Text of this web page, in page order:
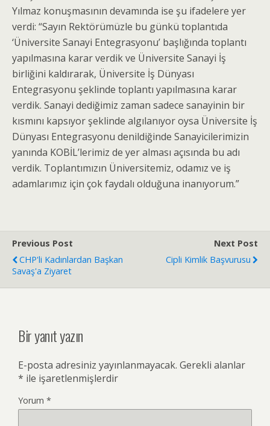
Yılmaz konuşmasının devamında ise şu ifadelere yer
verdi: “Sayın Rektörümüzle bu günkü toplantıda
‘Üniversite Sanayi Entegrasyonu’ başlığında toplantı
yapılmasına karar verdik ve Üniversite Sanayi İş
birliğini kaldırarak, Üniversite İş Dünyası
Entegrasyonu şeklinde toplantı yapılmasına karar
verdik. Sanayi dediğimiz zaman sadece sanayinin bir
kısmını kapsıyor şeklinde algılanıyor oysa Üniversite İş
Dünyası Entegrasyonu denildiğinde Sanayicilerimizin
yanında KOBİL’lerimiz de yer alması açısında bu adı
verdik. Toplantımızın Üniversitemiz, odamız ve iş
adamlarımız için çok faydalı olduğuna inanıyorum.”
Previous Post
CHP'li Kadınlardan Başkan
Savaş'a Ziyaret
Next Post
Cipli Kimlik Başvurusu
Bir yanıt yazın
E-posta adresiniz yayınlanmayacak. Gerekli alanlar
* ile işaretlenmişlerdir
Yorum *